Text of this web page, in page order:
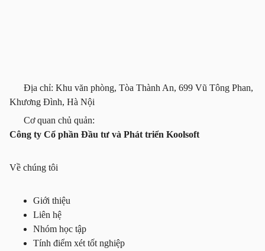
Địa chỉ: Khu văn phòng, Tòa Thành An, 699 Vũ Tông Phan,
Khương Đình, Hà Nội
Cơ quan chủ quản:
Công ty Cổ phần Đầu tư và Phát triển Koolsoft
Về chúng tôi
Giới thiệu
Liên hệ
Nhóm học tập
Tính điểm xét tốt nghiệp